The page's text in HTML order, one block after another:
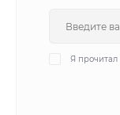
Я прочитал